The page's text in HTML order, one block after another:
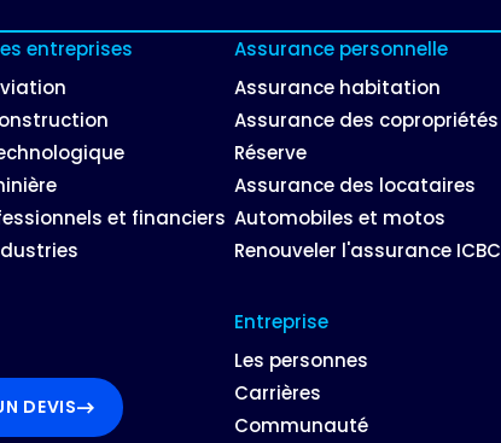
entreprises
et financiers
Assurance personnelle
Assurance habitation
Assurance des copropriétés
Réserve
Assurance des locataires
Automobiles et motos
Renouveler l'assurance ICBC
DEVIS
Entreprise
Les personnes
Carrières
Communauté